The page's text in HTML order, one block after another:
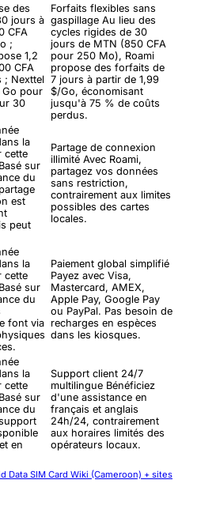
des
jours à
CFA
;
1,2
CFA
; Nexttel
Go pour
30
Forfaits flexibles sans
gaspillage Au lieu des
cycles rigides de 30
jours de MTN (850 CFA
pour 250 Mo), Roami
propose des forfaits de
7 jours à partir de 1,99
$/Go, économisant
jusqu'à 75 % de coûts
perdus.
la
cette
sur
du
est
peut
Partage de connexion
illimité Avec Roami,
partagez vos données
sans restriction,
contrairement aux limites
possibles des cartes
locales.
la
cette
sur
du
font via
Paiement global simplifié
Payez avec Visa,
Mastercard, AMEX,
Apple Pay, Google Pay
ou PayPal. Pas besoin de
recharges en espèces
dans les kiosques.
la
cette
sur
du
en
Support client 24/7
multilingue Bénéficiez
d'une assistance en
français et anglais
24h/24, contrairement
aux horaires limités des
opérateurs locaux.
Data SIM Card Wiki (Cameroon) + sites